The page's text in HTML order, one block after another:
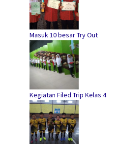
Masuk 10 besar Try Out
Kegiatan Filed Trip Kelas 4